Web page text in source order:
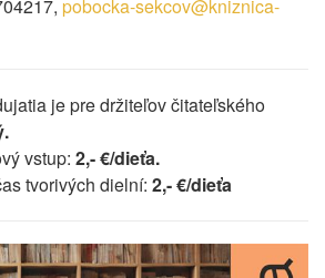
pobocka-sekcov@kniznica-
je pre držiteľov čitateľského
vstup: 2,- €/dieťa.
tvorivých dielní: 2,- €/dieťa